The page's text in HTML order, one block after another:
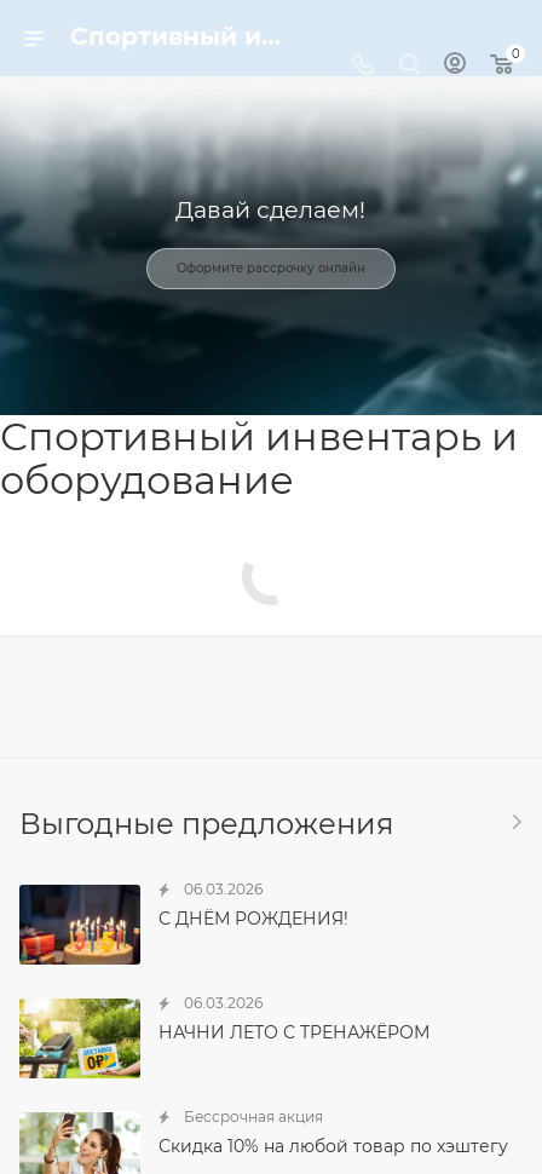
Спортивный инвентарь и оборудование для спорта в Москве | Dynamic-Sport
0
Давай сделаем!
Оформите рассрочку онлайн
Спортивный инвентарь и
оборудование
Выгодные предложения
06.03.2026
С ДНЁМ РОЖДЕНИЯ!
06.03.2026
НАЧНИ ЛЕТО С ТРЕНАЖЁРОМ
Бессрочная акция
Скидка 10% на любой товар по хэштегу